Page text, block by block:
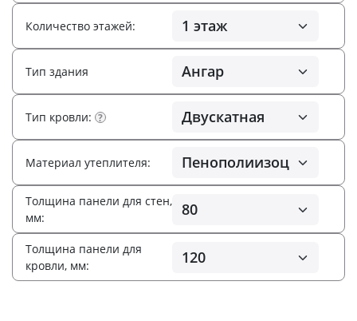
Тип здания
Тип кровли: ?
Материал утеплителя:
Толщина панели для стен,
мм:
Количество этажей:
Толщина панели для
кровли, мм: